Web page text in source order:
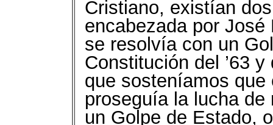
Cristiano, existían
encabezada por
se resolvía con un
Constitución del ’63
que sosteníamos
proseguía la lucha
un Golpe de Estado,